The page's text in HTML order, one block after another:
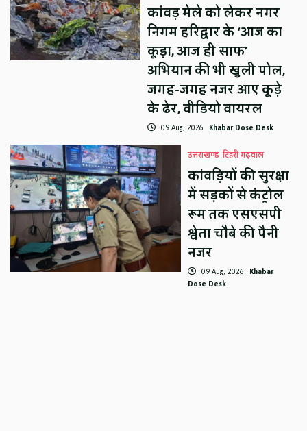
कांवड़ मेले को लेकर नगर
निगम हरिद्वार के ‘आज का
कूड़ा, आज ही साफ’
अभियान की भी खुली पोल,
जगह-जगह नजर आए कूड़े
के ढेर, वीडियो वायरल
09 Aug, 2026 Khabar Dose Desk
उत्तराखण्ड टिहरी गढ़वाल
कांवड़ियों की सुरक्षा
में सड़कों से कंट्रोल
रूम तक एसएसपी
श्वेता चौबे की पैनी
नजर
09 Aug, 2026 Khabar
Dose Desk